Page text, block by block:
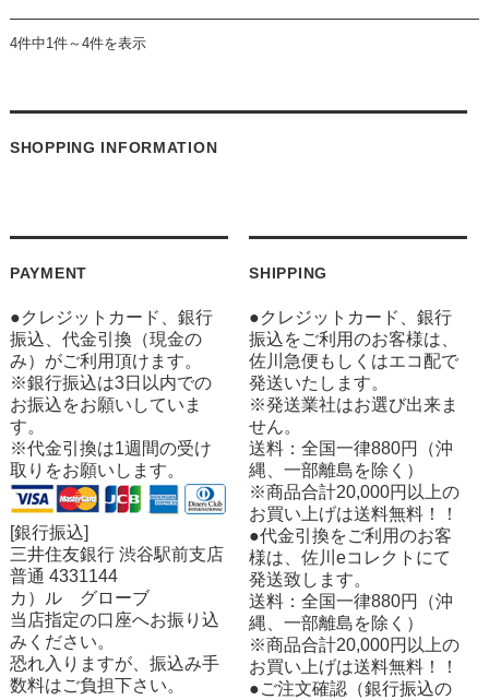
4件中1件～4件を表示
SHOPPING INFORMATION
PAYMENT
●クレジットカード、銀行
振込、代金引換（現金の
み）がご利用頂けます。
※銀行振込は3日以内での
お振込をお願いしていま
す。
※代金引換は1週間の受け
取りをお願いします。
[銀行振込]
三井住友銀行 渋谷駅前支店
普通 4331144
カ）ル グローブ
当店指定の口座へお振り込
みください。
恐れ入りますが、振込み手
数料はご負担下さい。
SHIPPING
●クレジットカード、銀行
振込をご利用のお客様は、
佐川急便もしくはエコ配で
発送いたします。
※発送業社はお選び出来ま
せん。
送料：全国一律880円（沖
縄、一部離島を除く）
※商品合計20,000円以上の
お買い上げは送料無料！！
●代金引換をご利用のお客
様は、佐川eコレクトにて
発送致します。
送料：全国一律880円（沖
縄、一部離島を除く）
※商品合計20,000円以上の
お買い上げは送料無料！！
●ご注文確認（銀行振込の